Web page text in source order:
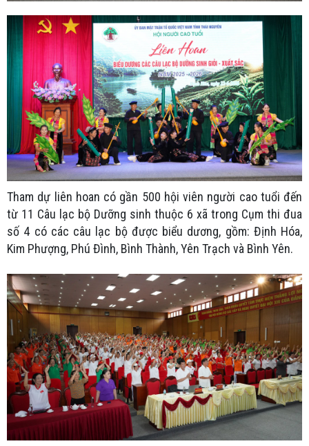
Tham dự liên hoan có gần 500 hội viên người cao tuổi đến
từ 11 Câu lạc bộ Dưỡng sinh thuộc 6 xã trong Cụm thi đua
số 4 có các câu lạc bộ được biểu dương, gồm: Định Hóa,
Kim Phượng, Phú Đình, Bình Thành, Yên Trạch và Bình Yên.